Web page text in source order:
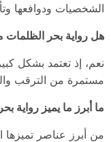
الشخصيات ودوافعها
هل رواية بحر الظلمات
نعم، إذ تعتمد بشكل
مستمرة من الترقب
ما أبرز ما يميز رواية
من أبرز عناصر تميزها